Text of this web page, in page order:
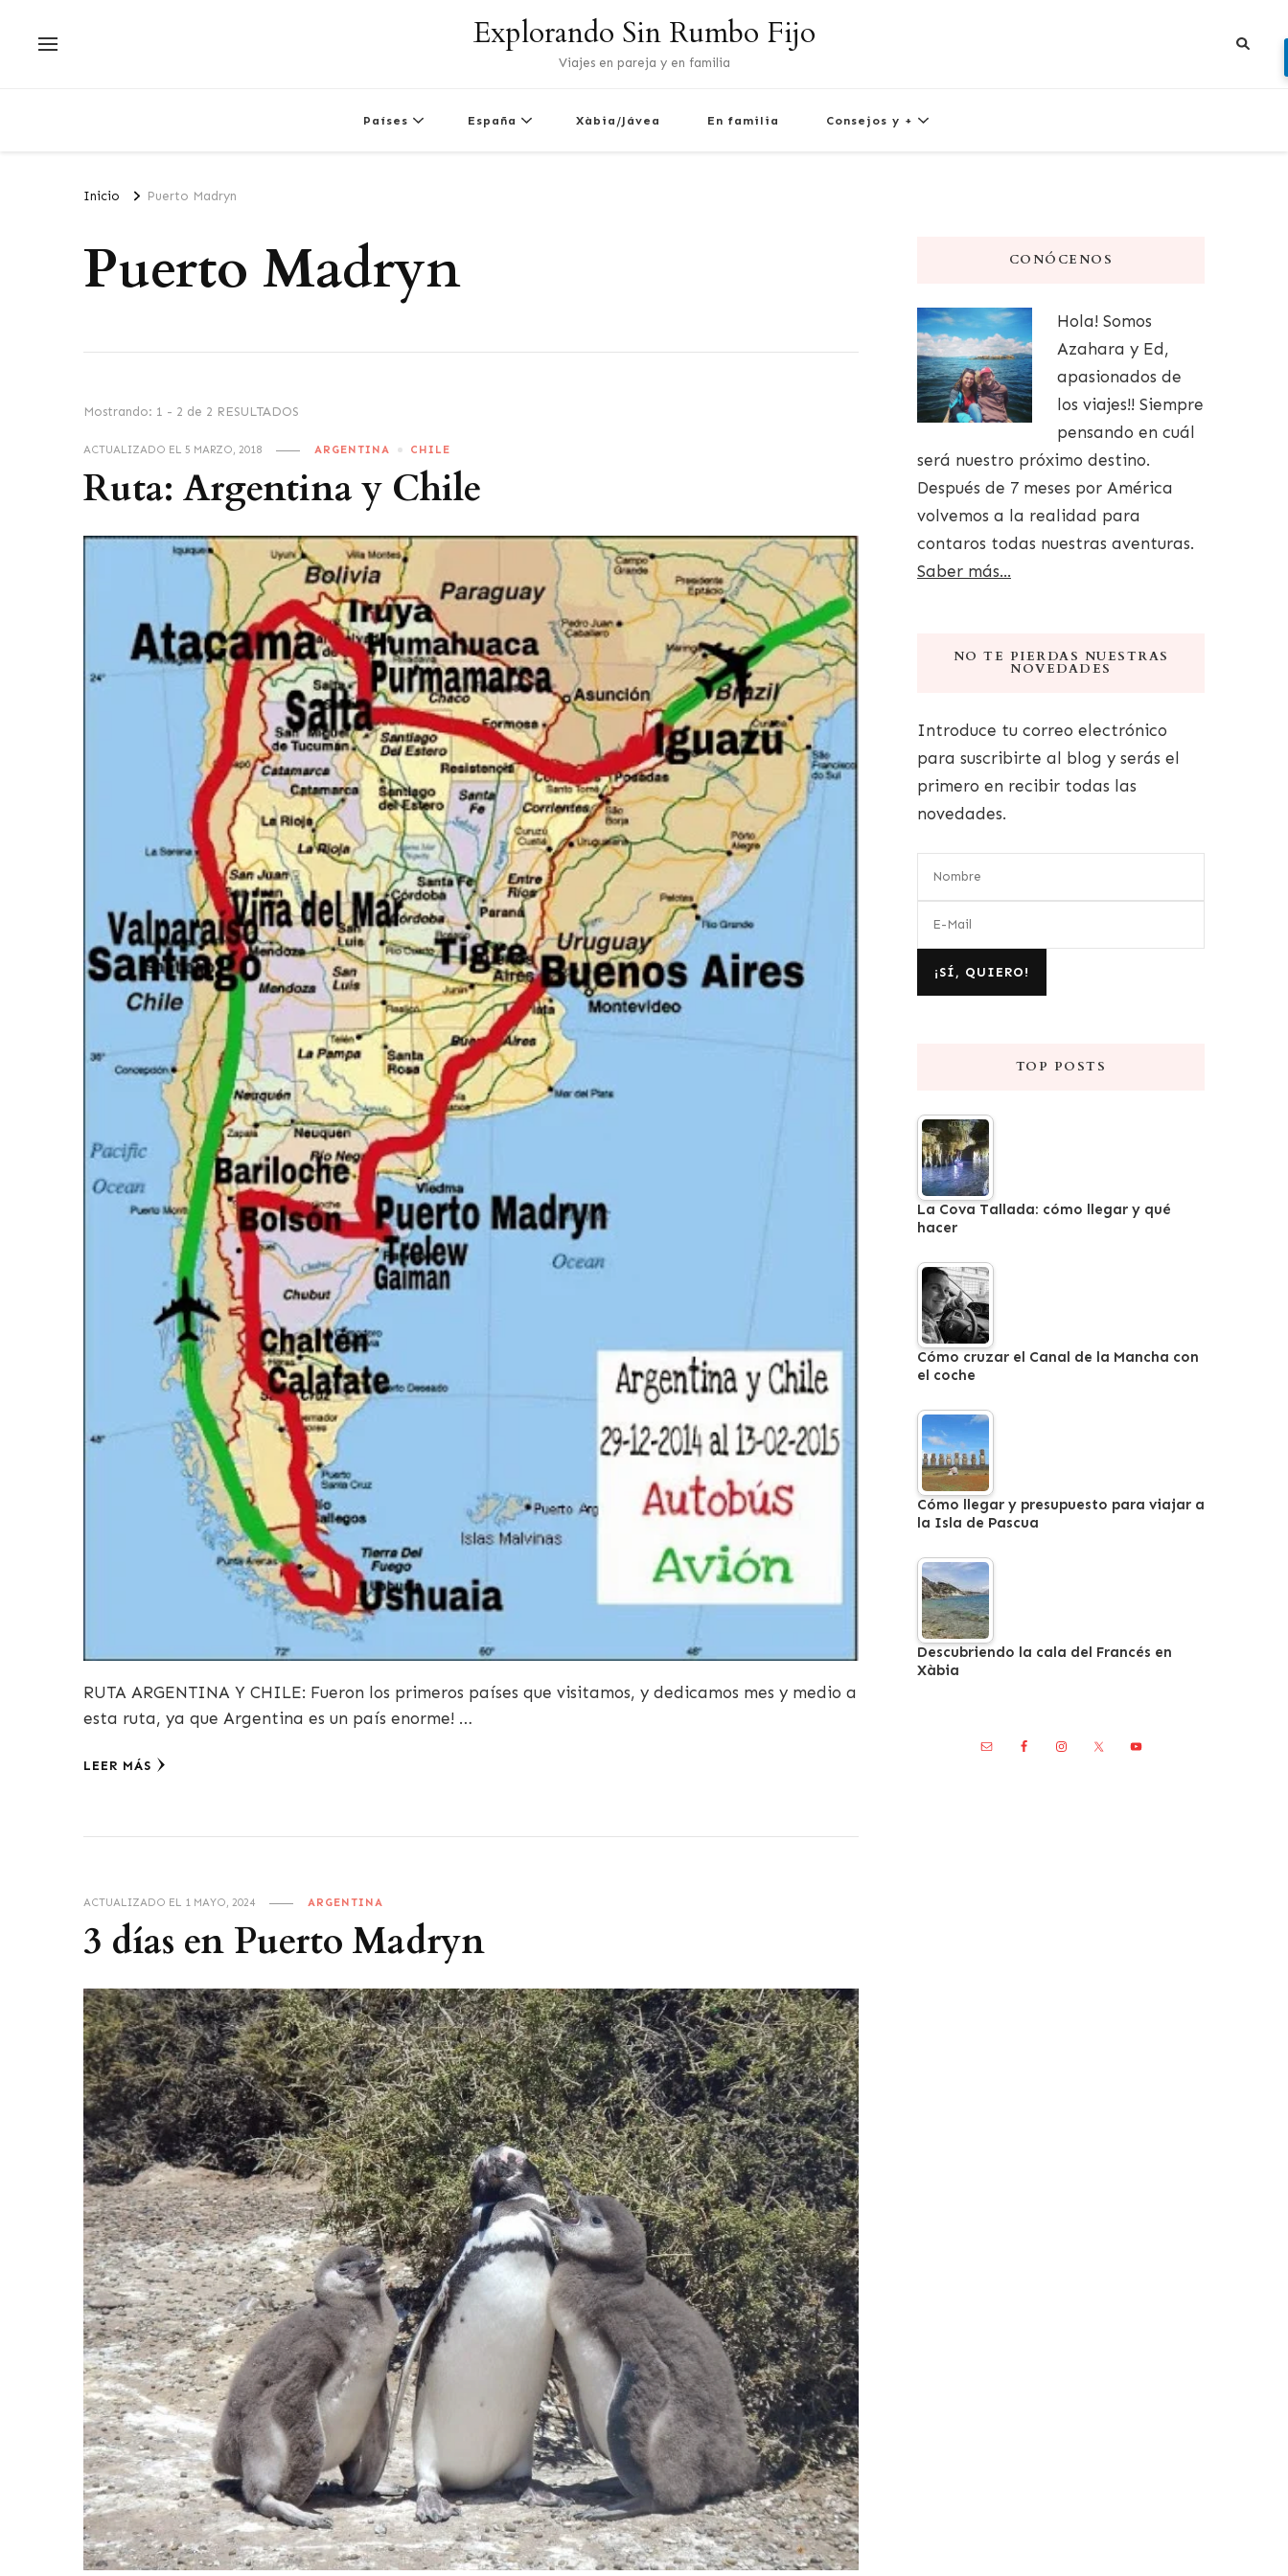
Explorando Sin Rumbo Fijo
Viajes en pareja y en familia
Países España Xàbia/Jávea En familia Consejos y +
Inicio Puerto Madryn
Puerto Madryn
Mostrando: 1 - 2 de 2 RESULTADOS
ACTUALIZADO EL 5 MARZO, 2018 ARGENTINA CHILE
Ruta: Argentina y Chile
RUTA ARGENTINA Y CHILE: Fueron los primeros países que visitamos, y dedicamos mes y medio a
esta ruta, ya que Argentina es un país enorme! …
LEER MÁS
ACTUALIZADO EL 1 MAYO, 2024 ARGENTINA
3 días en Puerto Madryn
CONÓCENOS
Hola! Somos
Azahara y Ed,
apasionados de
los viajes!! Siempre
pensando en cuál
será nuestro próximo destino.
Después de 7 meses por América
volvemos a la realidad para
contaros todas nuestras aventuras.
Saber más...
NO TE PIERDAS NUESTRAS
NOVEDADES
Introduce tu correo electrónico
para suscribirte al blog y serás el
primero en recibir todas las
novedades.
TOP POSTS
La Cova Tallada: cómo llegar y qué
hacer
Cómo cruzar el Canal de la Mancha con
el coche
Cómo llegar y presupuesto para viajar a
la Isla de Pascua
Descubriendo la cala del Francés en
Xàbia